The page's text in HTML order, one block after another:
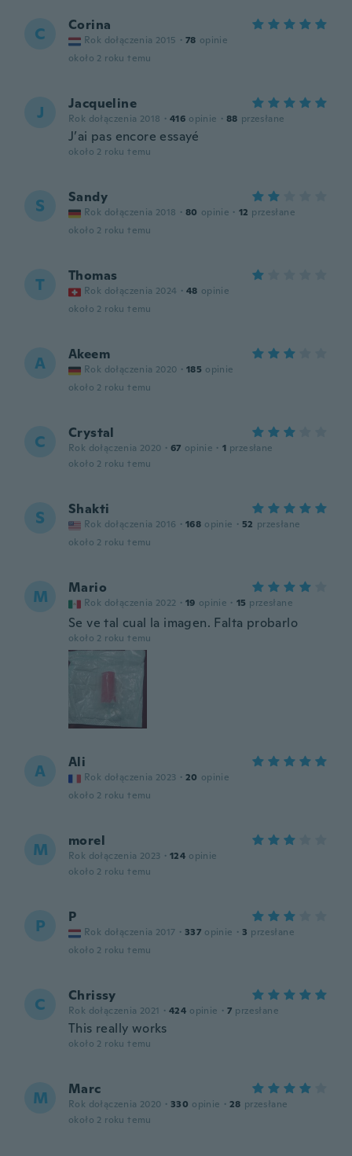
C Corina
Rok dołączenia 2015 · 78 opinie
około 2 roku temu
J Jacqueline
Rok dołączenia 2018 · 416 opinie · 88 przesłane
J’ai pas encore essayé
około 2 roku temu
S Sandy
Rok dołączenia 2018 · 80 opinie · 12 przesłane
około 2 roku temu
T Thomas
Rok dołączenia 2024 · 48 opinie
około 2 roku temu
A Akeem
Rok dołączenia 2020 · 185 opinie
około 2 roku temu
C Crystal
Rok dołączenia 2020 · 67 opinie · 1 przesłane
około 2 roku temu
S Shakti
Rok dołączenia 2016 · 168 opinie · 52 przesłane
około 2 roku temu
M Mario
Rok dołączenia 2022 · 19 opinie · 15 przesłane
Se ve tal cual la imagen. Falta probarlo
około 2 roku temu
A Ali
Rok dołączenia 2023 · 20 opinie
około 2 roku temu
M morel
Rok dołączenia 2023 · 124 opinie
około 2 roku temu
P P
Rok dołączenia 2017 · 337 opinie · 3 przesłane
około 2 roku temu
C Chrissy
Rok dołączenia 2021 · 424 opinie · 7 przesłane
This really works
około 2 roku temu
M Marc
Rok dołączenia 2020 · 330 opinie · 28 przesłane
około 2 roku temu